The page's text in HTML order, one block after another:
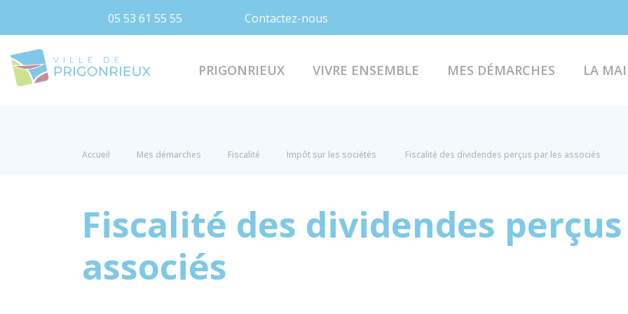
05 53 61 55 55 Contactez-nous
PRIGONRIEUX VIVRE ENSEMBLE MES DÉMARCHES LA
Accueil Mes démarches Fiscalité Impôt sur les sociétés Fiscalité des dividendes perçus par les associés
Fiscalité des dividendes
associés